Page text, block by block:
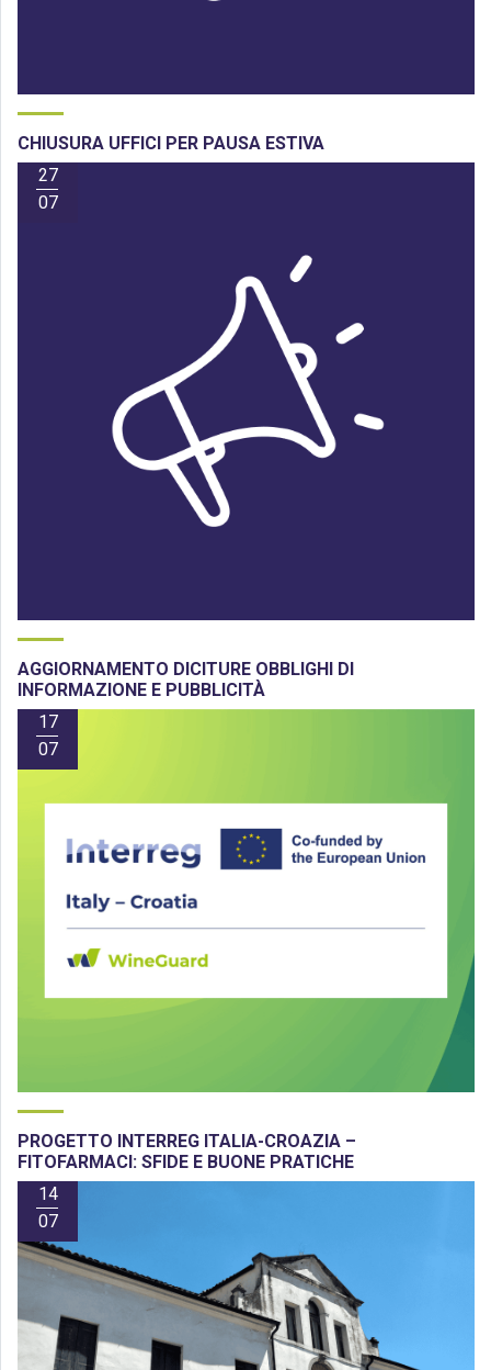
CHIUSURA UFFICI PER PAUSA ESTIVA
27
07
AGGIORNAMENTO DICITURE OBBLIGHI DI
INFORMAZIONE E PUBBLICITÀ
17
07
PROGETTO INTERREG ITALIA-CROAZIA –
FITOFARMACI: SFIDE E BUONE PRATICHE
14
07